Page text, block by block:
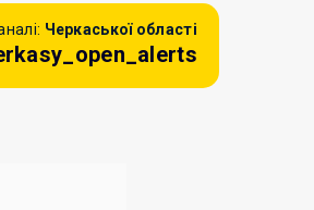
Черкаської області